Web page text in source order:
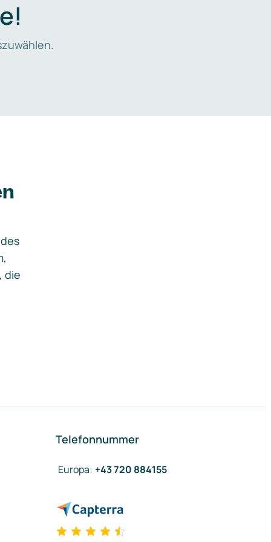
die
Telefonnummer
Europa: +43 720 884155